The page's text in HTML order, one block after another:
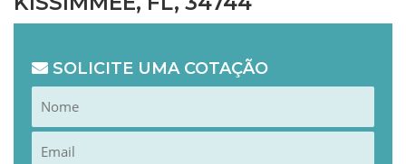
SOLICITE UMA COTAÇÃO